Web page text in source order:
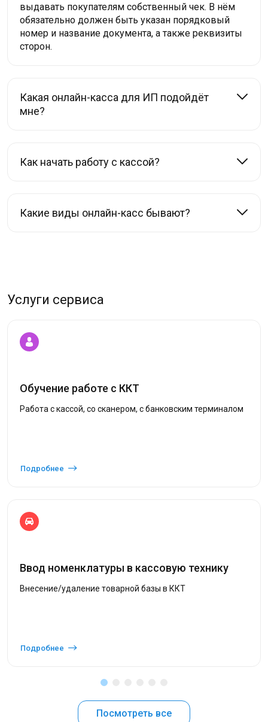
выдавать покупателям собственный чек. В нём
обязательно должен быть указан порядковый
номер и название документа, а также реквизиты
сторон.
Какая онлайн-касса для ИП подойдёт
мне?
Как начать работу с кассой?
Какие виды онлайн-касс бывают?
Услуги сервиса
Обучение работе с ККТ
Работа с кассой, со сканером, с банковским терминалом
Подробнее
Ввод номенклатуры в кассовую технику
Внесение/удаление товарной базы в ККТ
Подробнее
Посмотреть все